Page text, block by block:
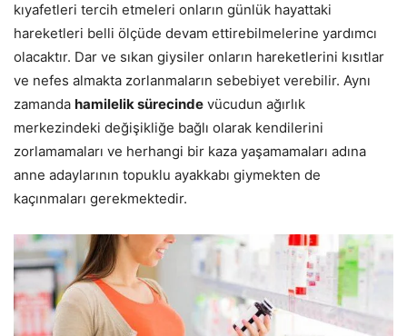
kıyafetleri tercih etmeleri onların günlük hayattaki
hareketleri belli ölçüde devam ettirebilmelerine yardımcı
olacaktır. Dar ve sıkan giysiler onların hareketlerini kısıtlar
ve nefes almakta zorlanmaların sebebiyet verebilir. Aynı
zamanda hamilelik sürecinde vücudun ağırlık
merkezindeki değişikliğe bağlı olarak kendilerini
zorlamamaları ve herhangi bir kaza yaşamamaları adına
anne adaylarının topuklu ayakkabı giymekten de
kaçınmaları gerekmektedir.